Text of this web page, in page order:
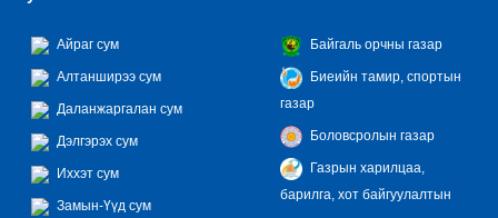
Айраг сум
Алтанширээ сум
Даланжаргалан сум
Дэлгэрэх сум
Иххэт сум
Замын-Үүд сум
Байгаль орчны газар
Биеийн тамир, спортын
газар
Боловсролын газар
Газрын харилцаа,
барилга, хот байгуулалтын